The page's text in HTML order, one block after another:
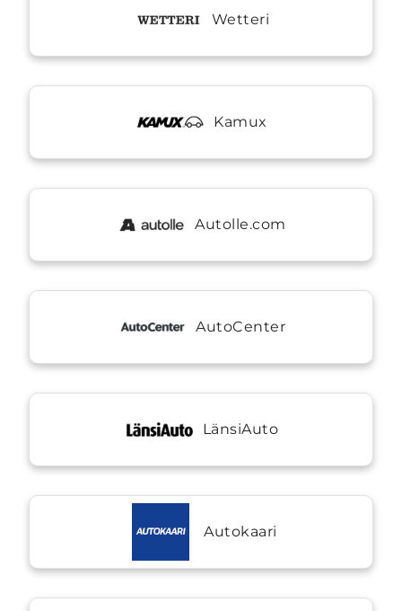
Wetteri
Kamux
Autolle.com
AutoCenter
LänsiAuto
Autokaari